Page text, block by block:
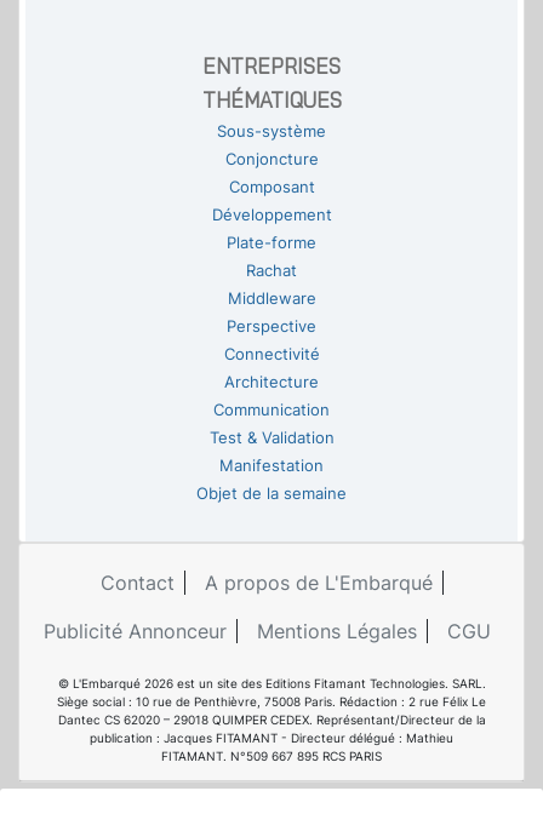
ENTREPRISES
THÉMATIQUES
Sous-système
Conjoncture
Composant
Développement
Plate-forme
Rachat
Middleware
Perspective
Connectivité
Architecture
Communication
Test & Validation
Manifestation
Objet de la semaine
Contact
A propos de L'Embarqué
Publicité Annonceur
Mentions Légales CGU
© L'Embarqué 2026 est un site des Editions Fitamant Technologies. SARL.
Siège social : 10 rue de Penthièvre, 75008 Paris. Rédaction : 2 rue Félix Le
Dantec CS 62020 – 29018 QUIMPER CEDEX. Représentant/Directeur de la
publication : Jacques FITAMANT - Directeur délégué : Mathieu
FITAMANT. N°509 667 895 RCS PARIS